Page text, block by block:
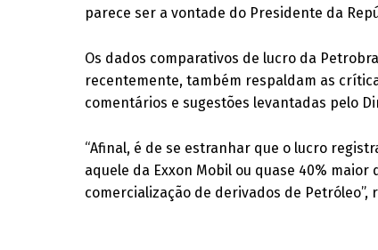
parece ser a vontade do Presidente da
Os dados comparativos de lucro da
recentemente, também respaldam as
comentários e sugestões levantadas pelo
“Afinal, é de se estranhar que o lucro
aquele da Exxon Mobil ou quase 40%
comercialização de derivados de Petróleo”,